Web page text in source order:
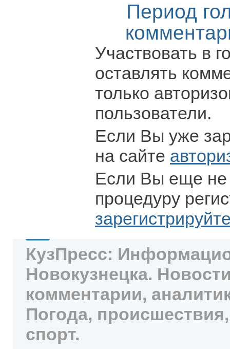
Период
Участвовать в
оставлять
только
пользователи.
Если Вы уже
на сайте
Если Вы еще не
процедуру
КузПресс:
Новокузнецка.
комментарии,
Погода,
спорт.